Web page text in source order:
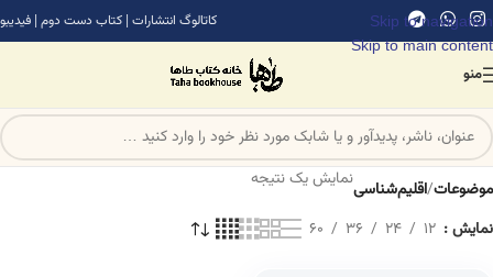
Skip to navigation
Skip to main content
کاتالوگ انتشارات | کتاب دست دوم | فیدیبو
منو
موضوعات/اقلیم‌شناسینمایش یک نتیجه
نمایش 12
24
36
60